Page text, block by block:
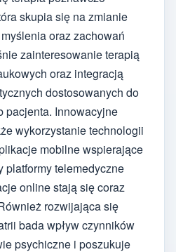
skupia się na zmianie
oraz zachowań
zainteresowanie terapią
oraz integracją
dostosowanych do
pacjenta. Innowacyjne
wykorzystanie technologii
mobilne wspierające
platformy telemedyczne
online stają się coraz
rozwijająca się
bada wpływ czynników
psychiczne i poszukuje